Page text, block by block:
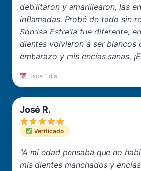
debilitaron y amarillearon, las
inflamadas. Probé de todo sin
Sonrisa Estrella fue diferente,
dientes volvieron a ser blancos
embarazo y mis encías sanas.
Hace 1 día
José R.
Verificado
"A mi edad pensaba que no
mis dientes manchados y